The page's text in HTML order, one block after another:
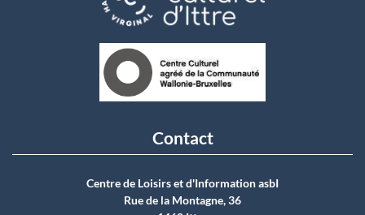
Contact
Centre de Loisirs et d'Information asbI
Rue de la Montagne, 36